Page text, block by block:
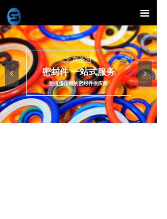
끀
北京圣哲
密封件 一站式服务
您值得信赖的密封件供应商
넳 넲